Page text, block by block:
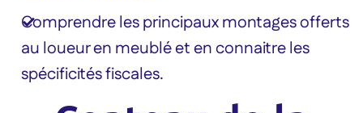
Comprendre les principaux montages offerts
au loueur en meublé et en connaitre les
spécificités fiscales.